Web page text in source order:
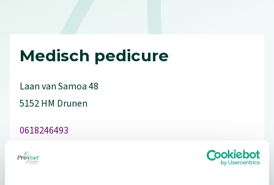
Medisch pedicure
Laan van Samoa48
5152 HM Drunen
0618246493